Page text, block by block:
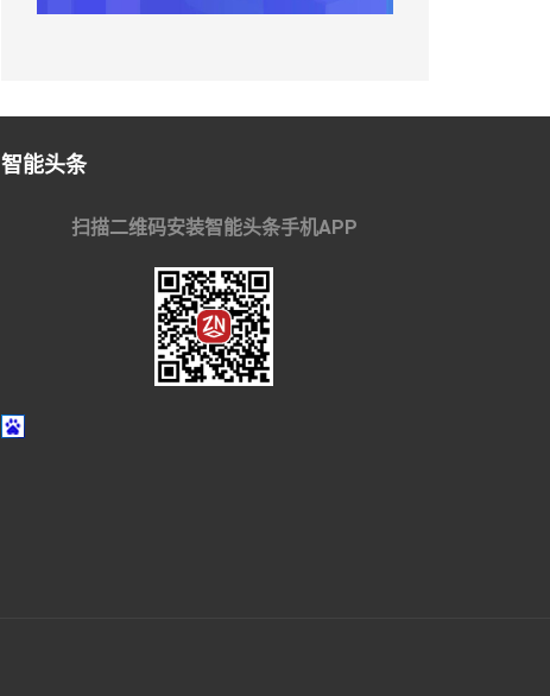
智能头条
扫描二维码安装智能头条手机APP